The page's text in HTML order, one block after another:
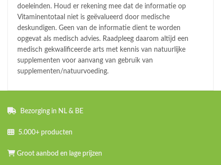
doeleinden. Houd er rekening mee dat de informatie op
Vitaminentotaal niet is geëvalueerd door medische
deskundigen. Geen van de informatie dient te worden
opgevat als medisch advies. Raadpleeg daarom altijd een
medisch gekwalificeerde arts met kennis van natuurlijke
supplementen voor aanvang van gebruik van
supplementen/natuurvoeding.
Bezorging in NL & BE
5.000+ producten
Groot aanbod en lage prijzen